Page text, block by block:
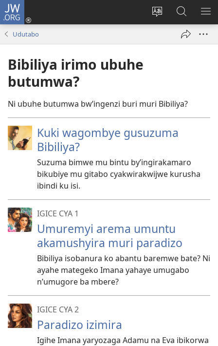
JW.ORG
Hindura
ururimi
Injira
(ifungukireShakisha
kuri
JW.ORG
Udutabo
Bibiliya irimo ubuhe
butumwa?
Ni ubuhe butumwa bwʼingenzi buri muri Bibiliya?
Kuki wagombye gusuzuma
Bibiliya?
Suzuma bimwe mu bintu byʼingirakamaro
bikubiye mu gitabo cyakwirakwijwe kurusha
ibindi ku isi.
IGICE CYA 1
Umuremyi arema umuntu
akamushyira muri paradizo
Bibiliya isobanura ko abantu baremwe bate? Ni
ayahe mategeko Imana yahaye umugabo
n’umugore ba mbere?
IGICE CYA 2
Paradizo izimira
Igihe Imana yaryozaga Adamu na Eva ibikorwa